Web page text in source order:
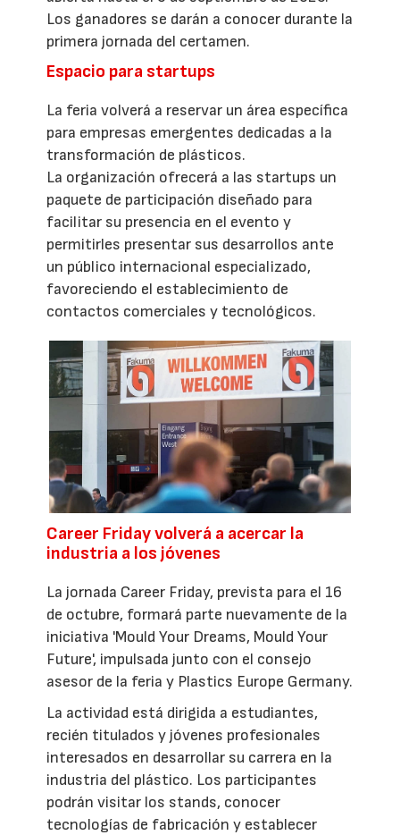
Los ganadores se darán a conocer durante la
primera jornada del certamen.
Espacio para startups
La feria volverá a reservar un área específica
para empresas emergentes dedicadas a la
transformación de plásticos.
La organización ofrecerá a las startups un
paquete de participación diseñado para
facilitar su presencia en el evento y
permitirles presentar sus desarrollos ante
un público internacional especializado,
favoreciendo el establecimiento de
contactos comerciales y tecnológicos.
Career Friday volverá a acercar la
industria a los jóvenes
La jornada Career Friday, prevista para el 16
de octubre, formará parte nuevamente de la
iniciativa 'Mould Your Dreams, Mould Your
Future', impulsada junto con el consejo
asesor de la feria y Plastics Europe Germany.
La actividad está dirigida a estudiantes,
recién titulados y jóvenes profesionales
interesados en desarrollar su carrera en la
industria del plástico. Los participantes
podrán visitar los stands, conocer
tecnologías de fabricación y establecer